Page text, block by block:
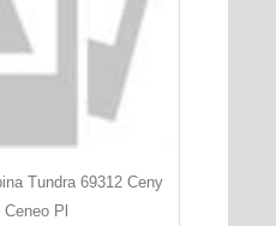
Tundra 69312 Ceny
Ceneo Pl